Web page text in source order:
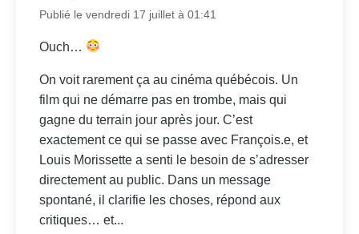
Publié le vendredi 17 juillet à 01:41
Ouch…
On voit rarement ça au cinéma québécois. Un
film qui ne démarre pas en trombe, mais qui
gagne du terrain jour après jour. C’est
exactement ce qui se passe avec François.e, et
Louis Morissette a senti le besoin de s’adresser
directement au public. Dans un message
spontané, il clarifie les choses, répond aux
critiques… et...